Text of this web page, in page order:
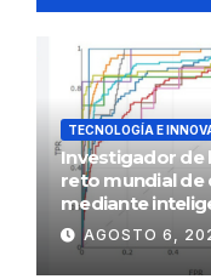
TECNOLOGÍA E
Investigador de
reto mundial de
mediante
AGOSTO 6,